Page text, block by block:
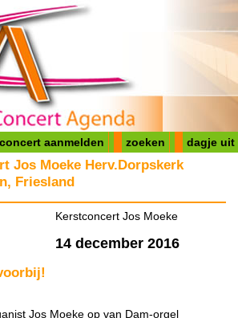
concert aanmelden zoeken dagje uit
Jos Moeke Herv.Dorpskerk
Friesland
Kerstconcert Jos Moeke
14 december 2016
Jos Moeke op van Dam-orgel